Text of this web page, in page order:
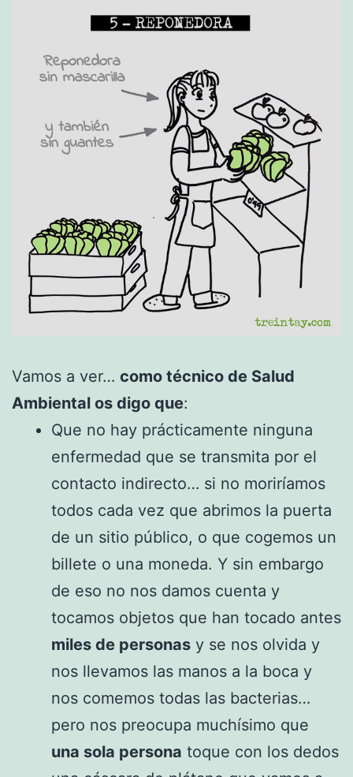
Vamos a ver… como técnico de Salud
Ambiental os digo que:
Que no hay prácticamente ninguna
enfermedad que se transmita por el
contacto indirecto… si no moriríamos
todos cada vez que abrimos la puerta
de un sitio público, o que cogemos un
billete o una moneda. Y sin embargo
de eso no nos damos cuenta y
tocamos objetos que han tocado antes
miles de personas y se nos olvida y
nos llevamos las manos a la boca y
nos comemos todas las bacterias…
pero nos preocupa muchísimo que
una sola persona toque con los dedos